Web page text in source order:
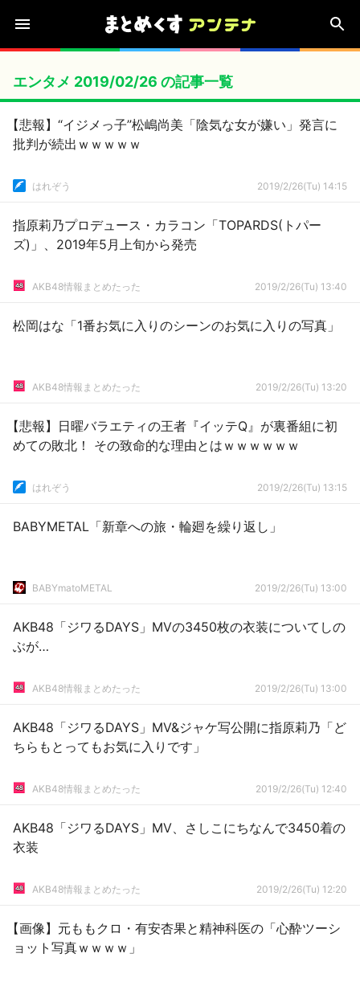
エンタメ 2019/02/26 の記事一覧
【悲報】“イジメっ子”松嶋尚美「陰気な女が嫌い」発言に
批判が続出ｗｗｗｗｗ
はれぞう 2019/2/26(Tu) 14:15
指原莉乃プロデュース・カラコン「TOPARDS(トパー
ズ)」、2019年5月上旬から発売
AKB48情報まとめたった 2019/2/26(Tu) 13:40
松岡はな「1番お気に入りのシーンのお気に入りの写真」
AKB48情報まとめたった 2019/2/26(Tu) 13:20
【悲報】日曜バラエティの王者『イッテQ』が裏番組に初
めての敗北！ その致命的な理由とはｗｗｗｗｗｗ
はれぞう 2019/2/26(Tu) 13:15
BABYMETAL「新章への旅・輪廻を繰り返し」
BABYmatoMETAL 2019/2/26(Tu) 13:00
AKB48「ジワるDAYS」MVの3450枚の衣装についてしの
ぶが…
AKB48情報まとめたった 2019/2/26(Tu) 13:00
AKB48「ジワるDAYS」MV&ジャケ写公開に指原莉乃「ど
ちらもとってもお気に入りです」
AKB48情報まとめたった 2019/2/26(Tu) 12:40
AKB48「ジワるDAYS」MV、さしこにちなんで3450着の
衣装
AKB48情報まとめたった 2019/2/26(Tu) 12:20
【画像】元ももクロ・有安杏果と精神科医の「心酔ツーシ
ョット写真ｗｗｗｗ」